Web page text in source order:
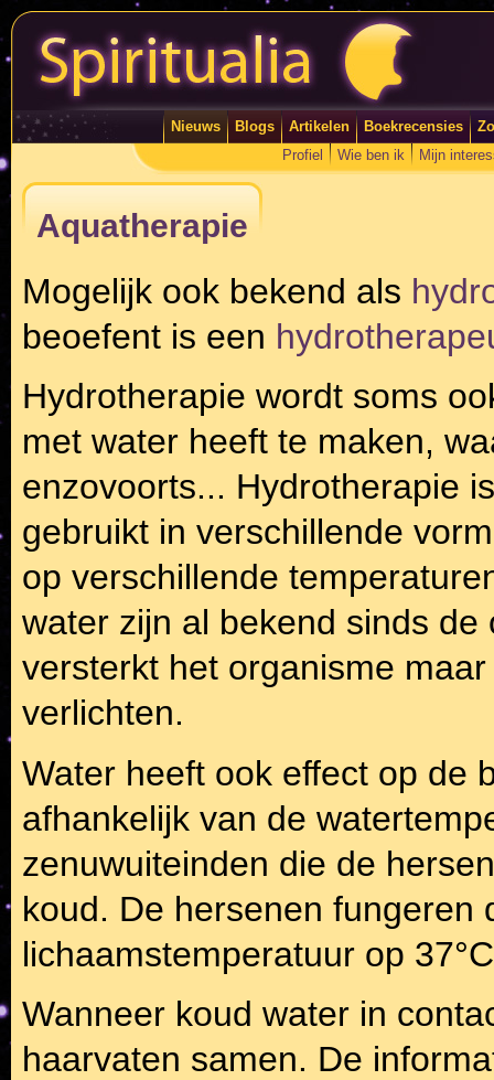
Nieuws Blogs Artikelen Boekrecensies
Profiel
Wie ben ik Mijn
Aquatherapie
Mogelijk ook bekend als
beoefent is een
Hydrotherapie wordt soms
met water heeft te maken,
enzovoorts... Hydrotherapie
gebruikt in verschillende
op verschillende
water zijn al bekend sinds
versterkt het organisme
verlichten.
Water heeft ook effect op de
afhankelijk van de
zenuwuiteinden die de
koud. De hersenen fungeren
lichaamstemperatuur op
Wanneer koud water in
haarvaten samen. De